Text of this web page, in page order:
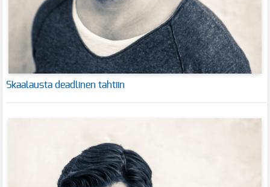
Skaalausta deadlinen tahtiin